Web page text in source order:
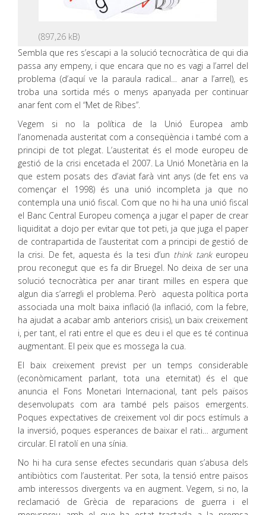
Sembla que res s’escapi a la solució tecnocràtica de qui dia
passa any empeny, i que encara que no es vagi a l’arrel del
problema (d’aquí ve la paraula radical… anar a l’arrel), es
troba una sortida més o menys apanyada per continuar
anar fent com el “Met de Ribes”.
Vegem si no la política de la Unió Europea amb
l’anomenada austeritat com a conseqüència i també com a
principi de tot plegat. L’austeritat és el mode europeu de
gestió de la crisi encetada el 2007. La Unió Monetària en la
que estem posats des d’aviat farà vint anys (de fet ens va
començar el 1998) és una unió incompleta ja que no
contempla una unió fiscal. Com que no hi ha una unió fiscal
el Banc Central Europeu comença a jugar el paper de crear
liquiditat a dojo per evitar que tot peti, ja que juga el paper
de contrapartida de l’austeritat com a principi de gestió de
la crisi. De fet, aquesta és la tesi d’un think tankeuropeu
prou reconegut que es fa dir Bruegel. No deixa de ser una
solució tecnocràtica per anar tirant milles en espera que
algun dia s’arregli el problema. Però aquesta política porta
associada una molt baixa inflació (la inflació, com la febre,
ha ajudat a acabar amb anteriors crisis), un baix creixement
i, per tant, el rati entre el que es deu i el que es té continua
augmentant. El peix que es mossega la cua.
El baix creixement previst per un temps considerable
(econòmicament parlant, tota una eternitat) és el que
anuncia el Fons Monetari Internacional, tant pels països
desenvolupats com ara també pels països emergents.
Poques expectatives de creixement vol dir pocs estímuls a
la inversió, poques esperances de baixar el rati… argument
circular. El ratolí en una sínia.
No hi ha cura sense efectes secundaris quan s’abusa dels
antibiòtics com l’austeritat. Per sota, la tensió entre països
amb interessos divergents va en augment. Vegem, si no, la
reclamació de Grècia de reparacions de guerra i el